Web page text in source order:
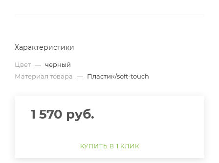
Характеристики
Цвет — черный
Материал товара — Пластик/soft-touch
1 570 руб.
КУПИТЬ В 1 КЛИК